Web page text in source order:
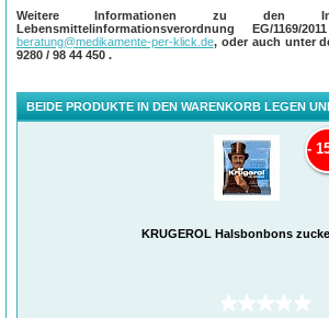
Weitere Informationen zu den
Lebensmittelinformationsverordnung EG/1169/
beratung@medikamente-per-klick.de, oder auch unter
9280 / 98 44 450 .
BEIDE PRODUKTE IN DEN WARENKORB LEGEN
KRÜGEROL Halsbonbons
(0)